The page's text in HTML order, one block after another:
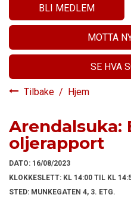
BLI MEDLEM
MOTTA
SE HVA
Tilbake / Hjem
Arendalsuka:
oljerapport
DATO: 16/08/2023
KLOKKESLETT: KL 14:00 TIL KL
STED: MUNKEGATEN 4, 3. ETG.